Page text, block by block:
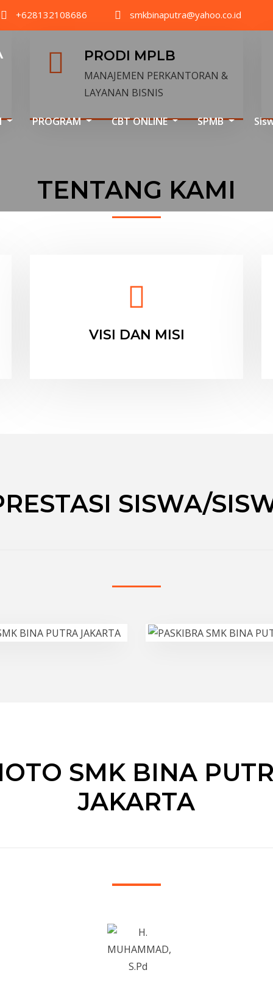
+628132108686 smkbinaputra@yahoo.co.id
PROGRAM CBT ONLINE SPMB
PRODI MPLB
MANAJEMEN PERKANTORAN &
LAYANAN BISNIS
TENTANG KAMI
VISI DAN MISI
SISWA/
SMK BINA
JAKARTA